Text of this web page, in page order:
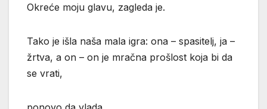
Okreće moju glavu, zagleda je.
Tako je išla naša mala igra: ona – spasitelj, ja –
žrtva, a on – on je mračna prošlost koja bi da
se vrati,